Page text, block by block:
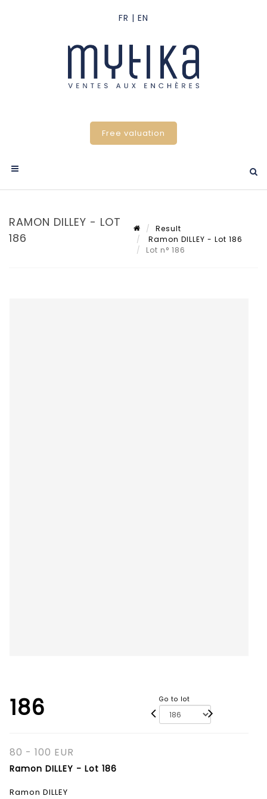
Free valuation
RAMON DILLEY - LOT
186
Result
Ramon DILLEY - Lot 186
Lot n° 186
186 Go to lot
80 - 100 EUR
Ramon DILLEY - Lot 186
Ramon DILLEY